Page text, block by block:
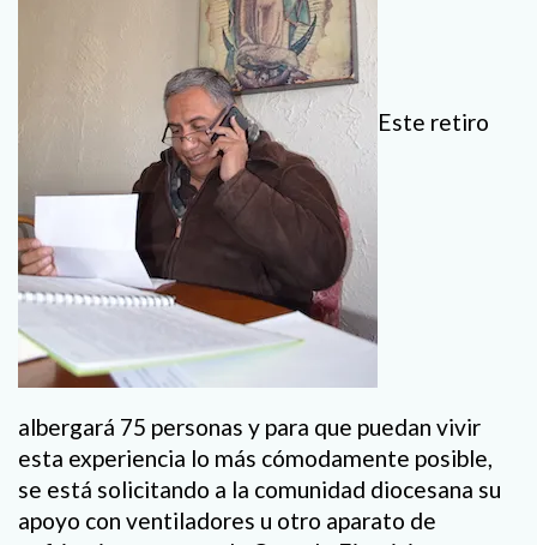
Este retiro
albergará 75 personas y para que puedan vivir
esta experiencia lo más cómodamente posible,
se está solicitando a la comunidad diocesana su
apoyo con ventiladores u otro aparato de